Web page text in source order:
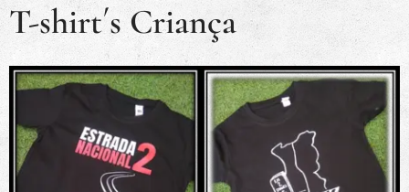
T-shirt´s Criança